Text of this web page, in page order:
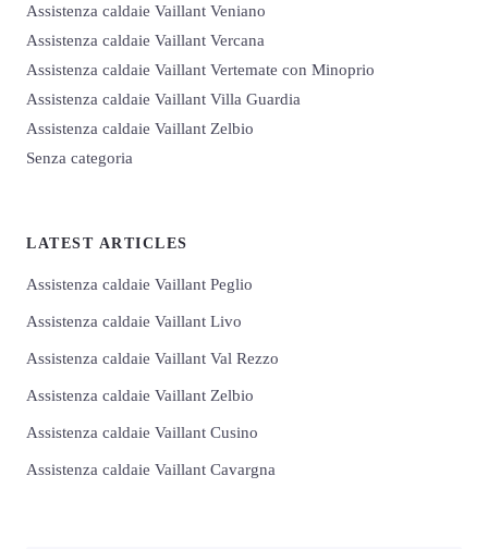
Assistenza caldaie Vaillant Veniano
Assistenza caldaie Vaillant Vercana
Assistenza caldaie Vaillant Vertemate con Minoprio
Assistenza caldaie Vaillant Villa Guardia
Assistenza caldaie Vaillant Zelbio
Senza categoria
LATEST ARTICLES
Assistenza caldaie Vaillant Peglio
Assistenza caldaie Vaillant Livo
Assistenza caldaie Vaillant Val Rezzo
Assistenza caldaie Vaillant Zelbio
Assistenza caldaie Vaillant Cusino
Assistenza caldaie Vaillant Cavargna